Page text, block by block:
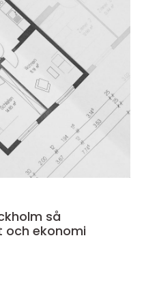
så
och ekonomi